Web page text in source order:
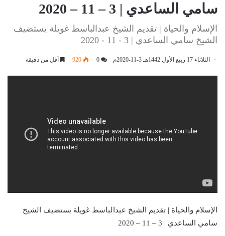
سامي الساعدي | 3 – 11 – 2020
الإسلام والحياة | تقديم الشيخ عبدالباسط غويلة يستضيف
الشيخ سامي الساعدي | 3 - 11 - 2020
الثلاثاء 17 ربيع الأول 1442هـ 3-11-2020م 0
920 أقل من دقيقة
الإسلام والحياة | تقديم الشيخ عبدالباسط غويلة يستضيف الشيخ
سامي الساعدي | 3 – 11 – 2020